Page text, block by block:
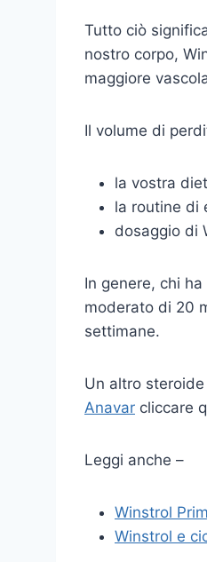
Tutto ciò
nostro corpo,
maggiore
Il volume di
la vostra
la routine di
dosaggio di
In genere, chi
moderato di 20
settimane.
Un altro
Anavar cliccare
Leggi anche –
Winstrol
Winstrol e